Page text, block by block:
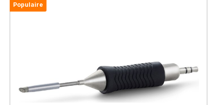
Populaire